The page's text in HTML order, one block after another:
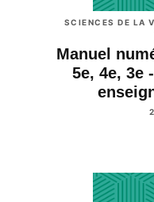
SCIENCES DE LA
Manuel
5e, 4e, 3e